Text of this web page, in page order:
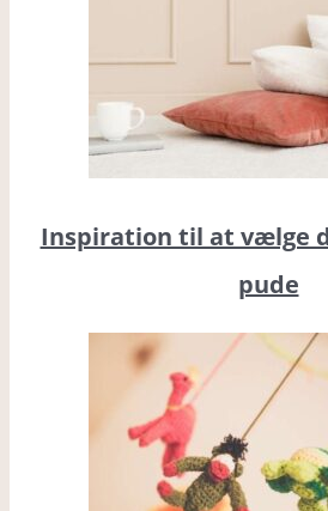
Inspiration til at vælge
pude